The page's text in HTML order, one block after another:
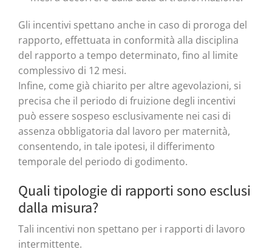
Gli incentivi spettano anche in caso di proroga del
rapporto, effettuata in conformità alla disciplina
del rapporto a tempo determinato, fino al limite
complessivo di 12 mesi.
Infine, come già chiarito per altre agevolazioni, si
precisa che il periodo di fruizione degli incentivi
può essere sospeso esclusivamente nei casi di
assenza obbligatoria dal lavoro per maternità,
consentendo, in tale ipotesi, il differimento
temporale del periodo di godimento.
Quali tipologie di rapporti sono esclusi
dalla misura?
Tali incentivi non spettano per i rapporti di lavoro
intermittente.